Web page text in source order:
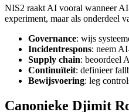
NIS2 raakt AI vooral wanneer
experiment, maar als onderdeel
Governance: wijs
Incidentrespons: neem
Supply chain: beoordeel
Continuïteit: definieer
Bewijsvoering: leg
Canonieke Djimit